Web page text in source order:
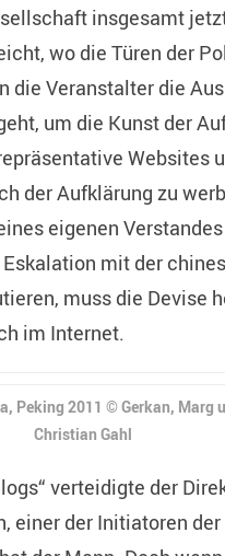
insgesamt
wo die Türen der
die Veranstalter die
um die Kunst der
Websites
der Aufklärung zu
eigenen
mit der
muss die Devise
im Internet.
Peking 2011 © Gerkan, Marg
Christian Gahl
verteidigte der
einer der Initiatoren